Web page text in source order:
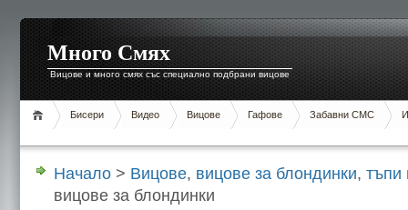
Много Смях
Вицове и много смях със специално подбрани вицове
Бисери Видео Вицове Гафове Забавни СМС
Начало > Вицове, вицове за блондинки, тъпи
вицове за блондинки